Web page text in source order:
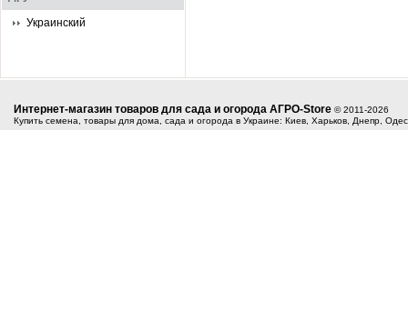
Украинский
Интернет-магазин товаров для сада и огорода АГРО-Store © 2011-2026
Купить семена, товары для дома, сада и огорода в Украине: Киев, Харьков, Днепр,